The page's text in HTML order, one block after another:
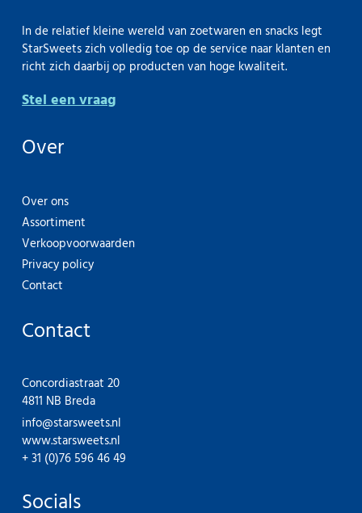
In de relatief kleine wereld van zoetwaren en snacks legt
StarSweets zich volledig toe op de service naar klanten en
richt zich daarbij op producten van hoge kwaliteit.
Stel een vraag
Over
Over ons
Assortiment
Verkoopvoorwaarden
Privacy policy
Contact
Contact
Concordiastraat 20
4811 NB Breda
info@starsweets.nl
www.starsweets.nl
+ 31 (0)76 596 46 49
Socials